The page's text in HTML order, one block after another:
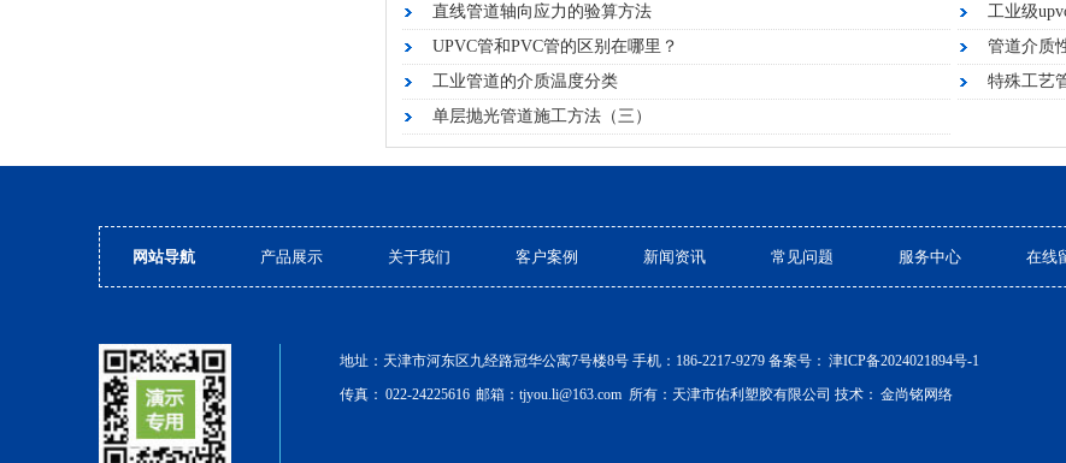
直线管道轴向应力的验算方法
工业级
UPVC管和PVC管的区别在哪里？
管道介质
工业管道的介质温度分类
特殊工艺
单层抛光管道施工方法（三）
网站导航 产品展示 关于我们 客户案例 新闻资讯 常见问题 服务中心 在线
地址：天津市河东区九经路冠华公寓7号楼8号 手机：186-2217-9279 备案号： 津ICP备2024021894号-1
传真： 022-24225616 邮箱：tjyou.li@163.com 所有：天津市佑利塑胶有限公司 技术： 金尚铭网络